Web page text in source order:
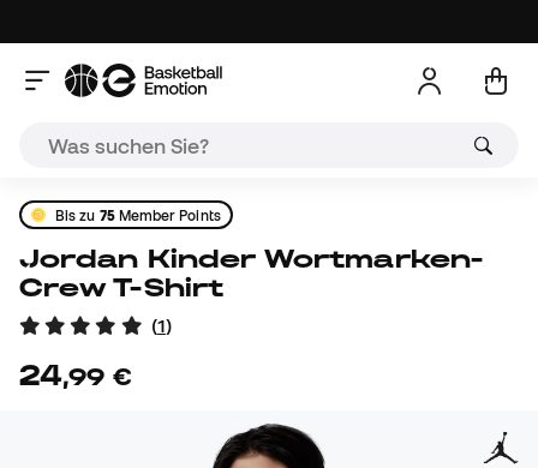
Bis zu 75Member Points
Jordan Kinder Wortmarken-
Crew T-Shirt
(1)
24,99 €